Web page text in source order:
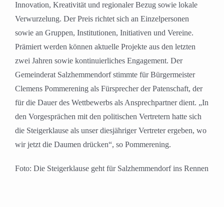
Innovation, Kreativität und regionaler Bezug sowie lokale
Verwurzelung. Der Preis richtet sich an Einzelpersonen
sowie an Gruppen, Institutionen, Initiativen und Vereine.
Prämiert werden können aktuelle Projekte aus den letzten
zwei Jahren sowie kontinuierliches Engagement. Der
Gemeinderat Salzhemmendorf stimmte für Bürgermeister
Clemens Pommerening als Fürsprecher der Patenschaft, der
für die Dauer des Wettbewerbs als Ansprechpartner dient. „In
den Vorgesprächen mit den politischen Vertretern hatte sich
die Steigerklause als unser diesjähriger Vertreter ergeben, wo
wir jetzt die Daumen drücken“, so Pommerening.
Foto: Die Steigerklause geht für Salzhemmendorf ins Rennen